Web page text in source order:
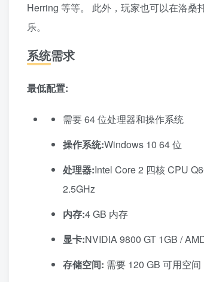
Herring 等等。 此外，玩家也可以在洛
乐。
系统需求
最低配置:
需要 64 位处理器和操作系统
操作系统:Windows 10 64 位
处理器:Intel Core 2 四核 CPU
2.5GHz
内存:4 GB 内存
显卡:NVIDIA 9800 GT 1GB /
存储空间: 需要 120 GB 可用空间